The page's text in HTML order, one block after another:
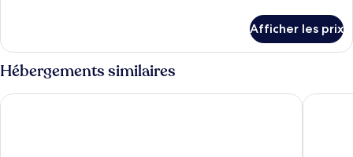
chambre :
Female
4
Pod
Female
4
Pod
Room
Afficher les prix
Hébergements similaires
Travelodge Hotel Auckland Wynyard Quarter